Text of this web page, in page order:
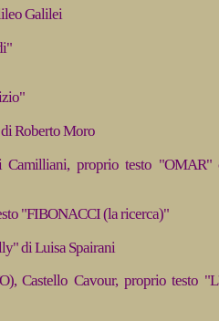
Galilei
Roberto Moro
Camilliani, proprio testo "OMAR"
"FIBONACCI (la ricerca)"
di Luisa Spairani
Castello Cavour, proprio testo